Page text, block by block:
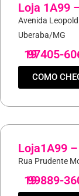
Loja 1A99
Avenida
Uberaba/MG
19
97405-
COMO
Loja1A99
Rua Prudente
19
99889-